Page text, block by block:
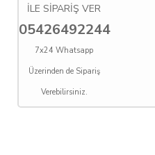
İLE SİPARİŞ VER
05426492244
7x24 Whatsapp
Üzerinden de Sipariş
Verebilirsiniz.